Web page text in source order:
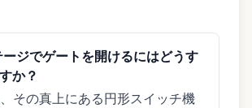
ージでゲートを開けるにはどうす
か？
その真上にある円形スイッチ機